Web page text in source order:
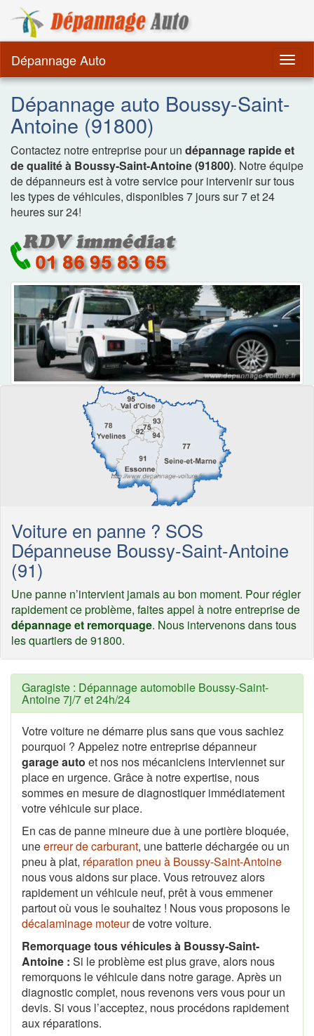
Dépannage Auto
Dépannage auto Boussy-Saint-
Antoine (91800)
Contactez notre entreprise pour un dépannage rapide et
de qualité à Boussy-Saint-Antoine (91800). Notre équipe
de dépanneurs est à votre service pour intervenir sur tous
les types de véhicules, disponibles 7 jours sur 7 et 24
heures sur 24!
Voiture en panne ? SOS
Dépanneuse Boussy-Saint-Antoine
(91)
Une panne n’intervient jamais au bon moment. Pour régler
rapidement ce problème, faites appel à notre entreprise de
dépannage et remorquage. Nous intervenons dans tous
les quartiers de 91800.
Garagiste : Dépannage automobile Boussy-Saint-
Antoine 7j/7 et 24h/24
Votre voiture ne démarre plus sans que vous sachiez
pourquoi ? Appelez notre entreprise dépanneur
garage auto et nos nos mécaniciens interviennet sur
place en urgence. Grâce à notre expertise, nous
sommes en mesure de diagnostiquer immédiatement
votre véhicule sur place.
En cas de panne mineure due à une portière bloquée,
uneerreur de carburant, une batterie déchargée ou un
pneu à plat, réparation pneu à Boussy-Saint-Antoine
nous vous aidons sur place. Vous retrouvez alors
rapidement un véhicule neuf, prêt à vous emmener
partout où vous le souhaitez ! Nous vous proposons le
décalaminage moteurde votre voiture.
Remorquage tous véhicules à Boussy-Saint-
Antoine : Si le problème est plus grave, alors nous
remorquons le véhicule dans notre garage. Après un
diagnostic complet, nous revenons vers vous pour un
devis. Si vous l’acceptez, nous procédons rapidement
aux réparations.